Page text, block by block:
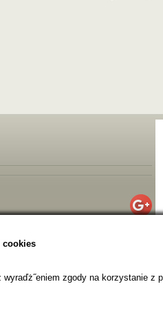
cookies
zgody na korzystanie z